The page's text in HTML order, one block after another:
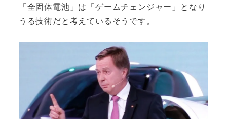
「全固体電池」は「ゲームチェンジャー」となり
うる技術だと考えているそうです。